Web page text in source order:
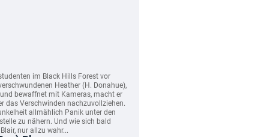
im Black Hills Forest vor
Heather (H. Donahue),
bewaffnet mit Kameras, macht er
das Verschwinden nachzuvollziehen.
allmählich Panik unter den
zu nähern. Und wie sich bald
nur allzu wahr...